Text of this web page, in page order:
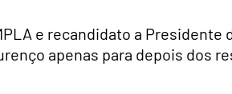
e recandidato a Presidente
apenas para depois dos